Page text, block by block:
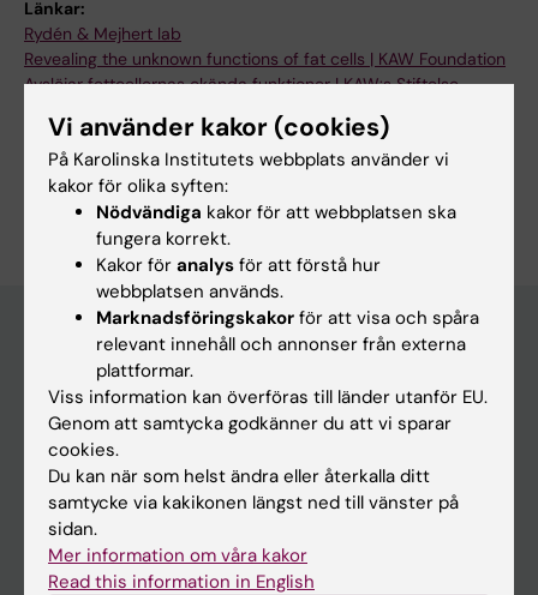
Länkar:
Rydén & Mejhert lab
Revealing the unknown functions of fat cells | KAW Foundation
Avslöjar fettcellernas okända funktioner | KAW:s Stiftelse
Endokrinologi och diabetes
Är du Niklas Mejhert?
Redigera din profil
Huvudmeny
Utbildning
Forskarutbildning
Forskning
Om KI
Vi använder kakor (cookies)
På Karolinska Institutets webbplats använder vi
kakor för olika syften:
Nödvändiga kakor för att webbplatsen ska
fungera korrekt.
Kakor för analys för att förstå hur
webbplatsen används.
Marknadsföringskakor för att visa och spåra
relevant innehåll och annonser från externa
plattformar.
Viss information kan överföras till länder utanför EU.
Genom att samtycka godkänner du att vi sparar
cookies.
Du kan när som helst ändra eller återkalla ditt
samtycke via kakikonen längst ned till vänster på
sidan.
Mer information om våra kakor
Read this information in English